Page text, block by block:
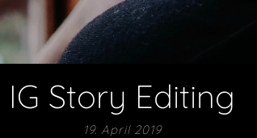
IG Story Editing
19. April 2019